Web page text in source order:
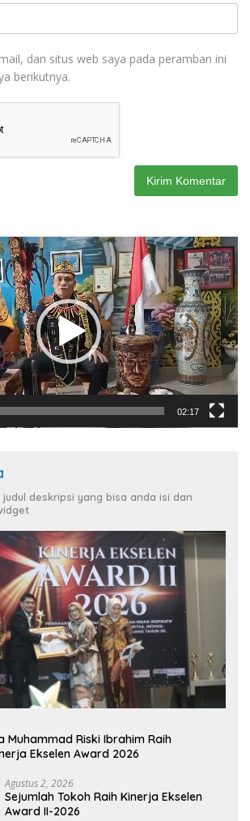
dan situs web saya pada peramban ini
berikutnya.
02:17
deskripsi yang bisa anda isi dan
Muhammad Riski Ibrahim Raih
Ekselen Award 2026
Agustus 2, 2026
Sejumlah Tokoh Raih Kinerja Ekselen
Award II-2026